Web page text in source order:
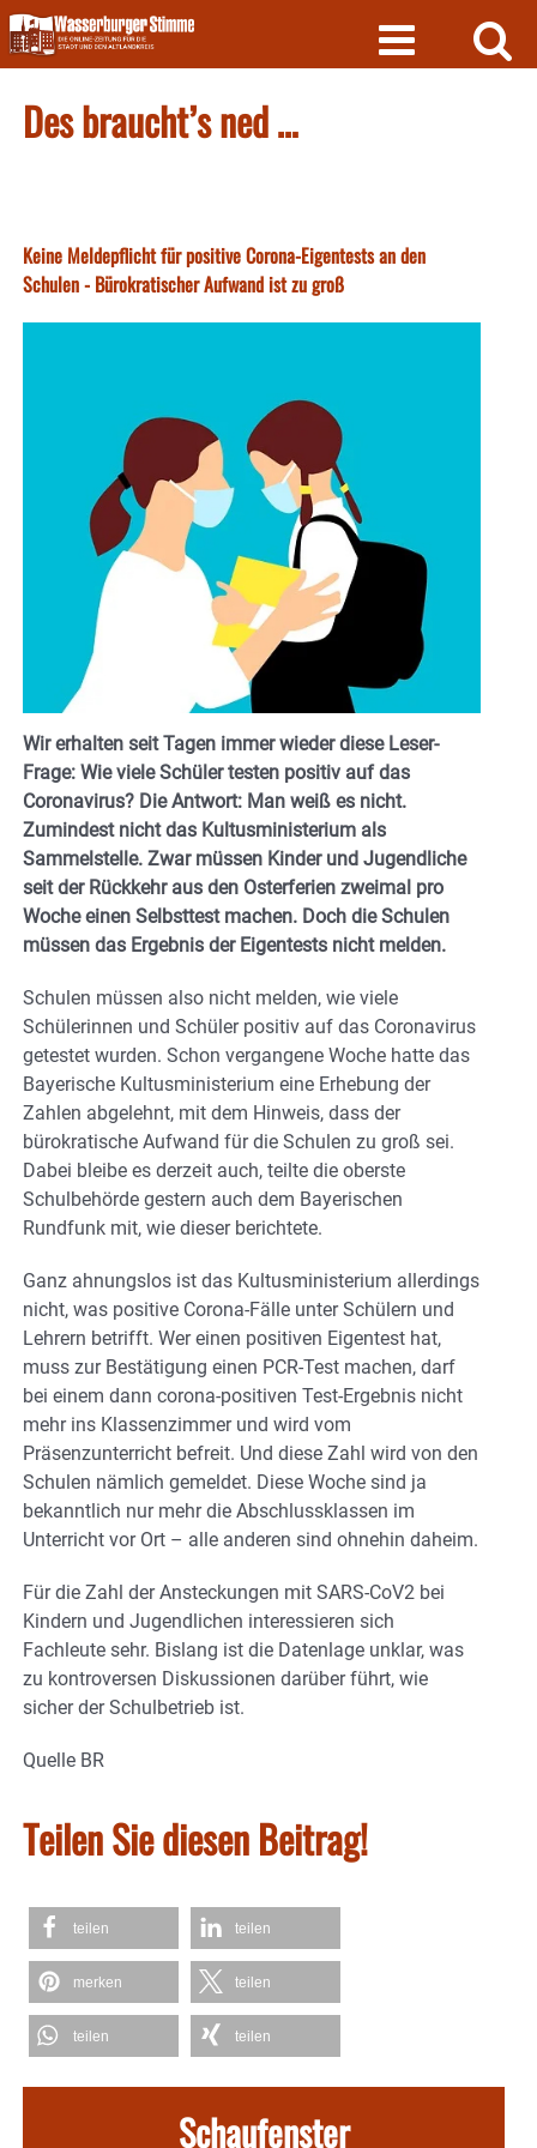
Skip
to
content
Des braucht’s ned …
Keine Meldepflicht für positive Corona-Eigentests an den
Schulen - Bürokratischer Aufwand ist zu groß
Wir erhalten seit Tagen immer wieder diese Leser-
Frage: Wie viele Schüler testen positiv auf das
Coronavirus? Die Antwort: Man weiß es nicht.
Zumindest nicht das Kultusministerium als
Sammelstelle. Zwar müssen Kinder und Jugendliche
seit der Rückkehr aus den Osterferien zweimal pro
Woche einen Selbsttest machen. Doch die Schulen
müssen das Ergebnis der Eigentests nicht melden.
Schulen müssen also nicht melden, wie viele
Schülerinnen und Schüler positiv auf das Coronavirus
getestet wurden. Schon vergangene Woche hatte das
Bayerische Kultusministerium eine Erhebung der
Zahlen abgelehnt, mit dem Hinweis, dass der
bürokratische Aufwand für die Schulen zu groß sei.
Dabei bleibe es derzeit auch, teilte die oberste
Schulbehörde gestern auch dem Bayerischen
Rundfunk mit, wie dieser berichtete.
Ganz ahnungslos ist das Kultusministerium allerdings
nicht, was positive Corona-Fälle unter Schülern und
Lehrern betrifft. Wer einen positiven Eigentest hat,
muss zur Bestätigung einen PCR-Test machen, darf
bei einem dann corona-positiven Test-Ergebnis nicht
mehr ins Klassenzimmer und wird vom
Präsenzunterricht befreit. Und diese Zahl wird von den
Schulen nämlich gemeldet. Diese Woche sind ja
bekanntlich nur mehr die Abschlussklassen im
Unterricht vor Ort – alle anderen sind ohnehin daheim.
Für die Zahl der Ansteckungen mit SARS-CoV2 bei
Kindern und Jugendlichen interessieren sich
Fachleute sehr. Bislang ist die Datenlage unklar, was
zu kontroversen Diskussionen darüber führt, wie
sicher der Schulbetrieb ist.
Quelle BR
Teilen Sie diesen Beitrag!
teilen teilen
merken teilen
teilen teilen
Schaufenster